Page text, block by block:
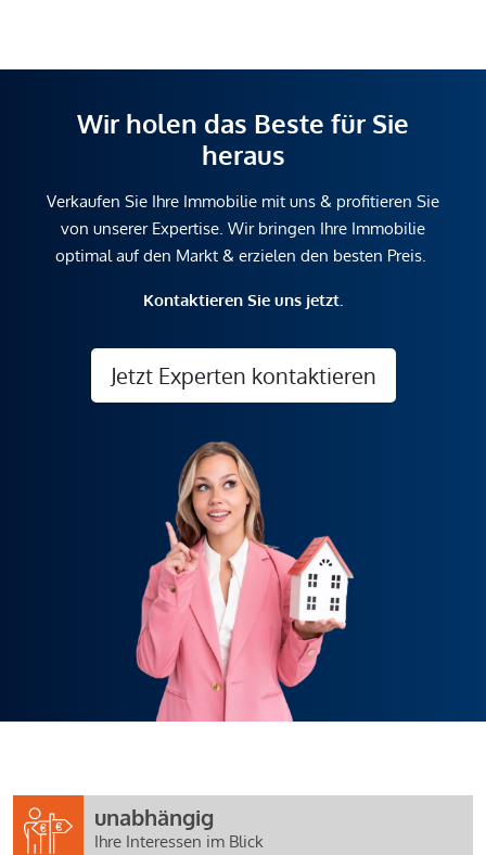
Wir holen das Beste für Sie
heraus
Verkaufen Sie Ihre Immobilie mit uns & profitieren Sie
von unserer Expertise. Wir bringen Ihre Immobilie
optimal auf den Markt & erzielen den besten Preis.
Kontaktieren Sie uns jetzt.
Jetzt Experten kontaktieren
unabhängig
Ihre Interessen im Blick